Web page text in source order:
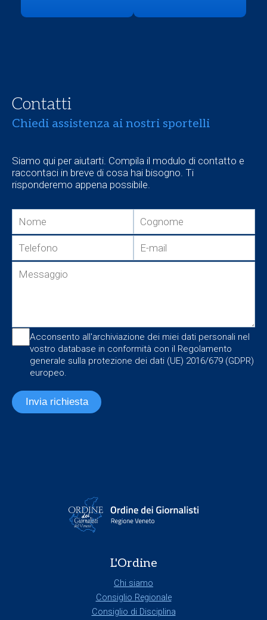
Contatti
Chiedi assistenza ai nostri sportelli
Siamo qui per aiutarti. Compila il modulo di contatto e
raccontaci in breve di cosa hai bisogno. Ti
risponderemo appena possibile.
Acconsento all'archiviazione dei miei dati personali nel
vostro database in conformità con il Regolamento
generale sulla protezione dei dati (UE) 2016/679 (GDPR)
europeo.
Invia richiesta
L'Ordine
Chi siamo
Consiglio Regionale
Consiglio di Disciplina